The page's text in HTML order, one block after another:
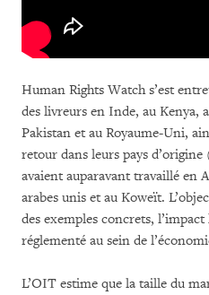
Human Rights Watch s’est
des livreurs en Inde, au Kenya,
Pakistan et au Royaume-Uni,
retour dans leurs pays d’origine
avaient auparavant travaillé en
arabes unis et au Koweït.
des exemples concrets,
réglementé au sein de
L’OIT estime que la taille du